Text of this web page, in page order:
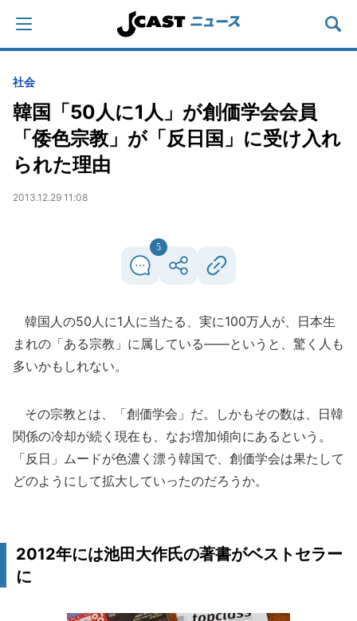
社会
韓国「50人に1人」が創価学会会員
「倭色宗教」が「反日国」に受け入れ
られた理由
2013.12.29 11:08
5
韓国人の50人に1人に当たる、実に100万人が、日本生
まれの「ある宗教」に属している――というと、驚く人も
多いかもしれない。
その宗教とは、「創価学会」だ。しかもその数は、日韓
関係の冷却が続く現在も、なお増加傾向にあるという。
「反日」ムードが色濃く漂う韓国で、創価学会は果たして
どのようにして拡大していったのだろうか。
2012年には池田大作氏の著書がベストセラー
に